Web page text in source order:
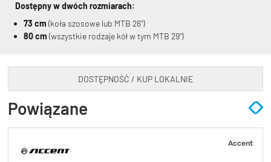
34,90 zł* 89,00 zł*
Dostępny w dwóch rozmiarach:
73 cm (koła szosowe lub MTB 26")
80 cm (wszystkie rodzaje kół w tym MTB 29")
DOSTĘPNOŚĆ / KUP LOKALNIE
Powiązane
Accent